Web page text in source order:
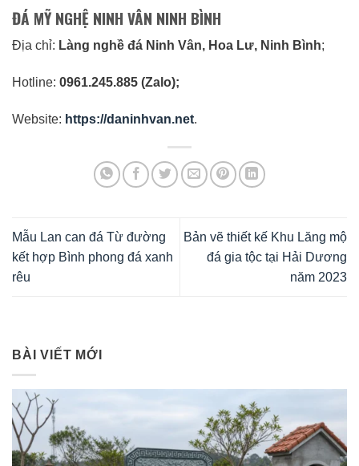
ĐÁ MỸ NGHỆ NINH VÂN NINH BÌNH
Địa chỉ: Làng nghề đá Ninh Vân, Hoa Lư, Ninh Bình;
Hotline: 0961.245.885 (Zalo);
Website: https://daninhvan.net.
Mẫu Lan can đá Từ đường
kết hợp Bình phong đá xanh
rêu
Bản vẽ thiết kế Khu Lăng mộ
đá gia tộc tại Hải Dương
năm 2023
BÀI VIẾT MỚI